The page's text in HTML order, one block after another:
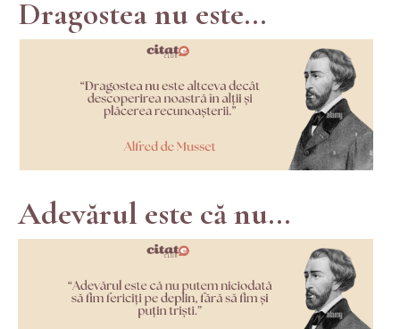
Dragostea nu este...
Adevărul este că nu...